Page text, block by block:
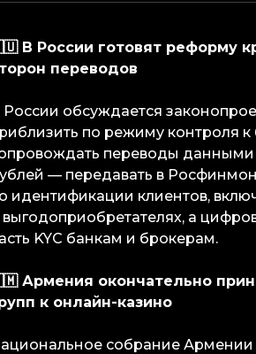
В России готовят реформу
переводов
России обсуждается
по режиму контроля
переводы данными
— передавать в
идентификации клиентов,
выгодоприобретателях, а
KYC банкам и брокерам.
Армения окончательно
к онлайн-казино
собрание Армении